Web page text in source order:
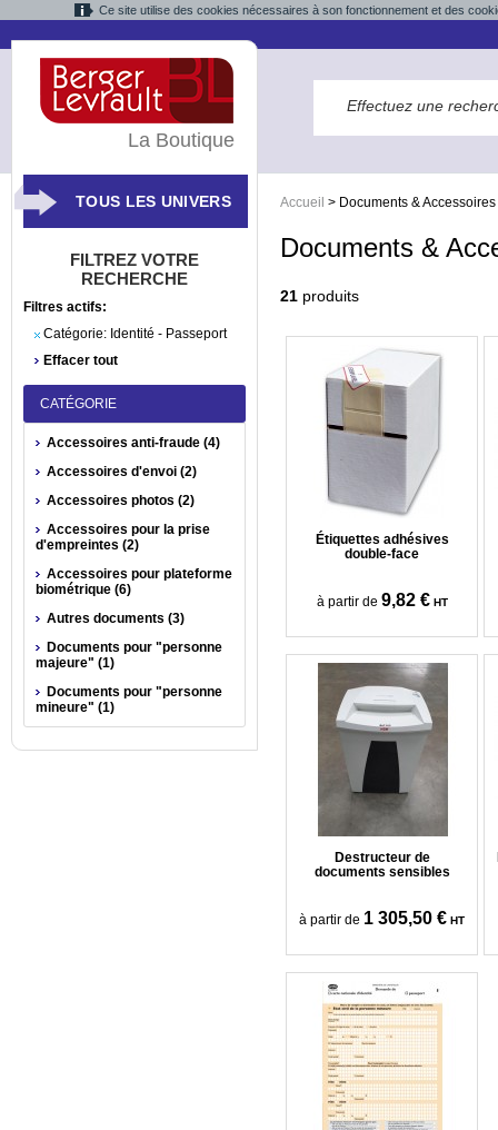
Ce site utilise des cookies nécessaires à son fonctionnement et des
Accueil > Documents & Accessoires
Documents &
21 produits
Étiquettes adhésives
double-face
à partir de 9,82 € HT
Destructeur de
documents sensibles
à partir de 1 305,50 € HT
La Boutique
TOUS LES UNIVERS
FILTREZ VOTRE
RECHERCHE
Filtres actifs:
Catégorie: Identité - Passeport
Effacer tout
CATÉGORIE
Accessoires anti-fraude (4)
Accessoires d'envoi (2)
Accessoires photos (2)
Accessoires pour la prise
d'empreintes (2)
Accessoires pour plateforme
biométrique (6)
Autres documents (3)
Documents pour "personne
majeure" (1)
Documents pour "personne
mineure" (1)